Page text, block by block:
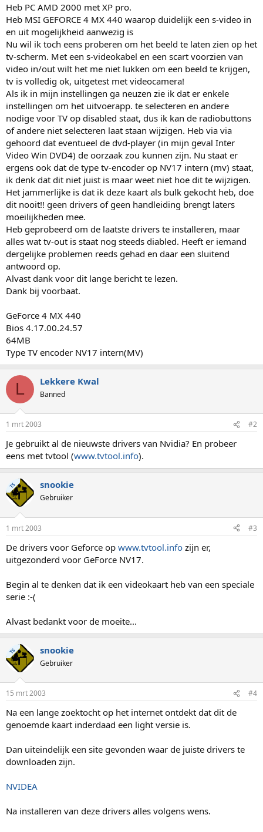
r
Heb PC AMD 2000 met XP pro.
Heb MSI GEFORCE 4 MX 440 waarop duidelijk een s-video in
en uit mogelijkheid aanwezig is
Nu wil ik toch eens proberen om het beeld te laten zien op het
tv-scherm. Met een s-videokabel en een scart voorzien van
video in/out wilt het me niet lukken om een beeld te krijgen,
tv is volledig ok, uitgetest met videocamera!
Als ik in mijn instellingen ga neuzen zie ik dat er enkele
instellingen om het uitvoerapp. te selecteren en andere
nodige voor TV op disabled staat, dus ik kan de radiobuttons
of andere niet selecteren laat staan wijzigen. Heb via via
gehoord dat eventueel de dvd-player (in mijn geval Inter
Video Win DVD4) de oorzaak zou kunnen zijn. Nu staat er
ergens ook dat de type tv-encoder op NV17 intern (mv) staat,
ik denk dat dit niet juist is maar weet niet hoe dit te wijzigen.
Het jammerlijke is dat ik deze kaart als bulk gekocht heb, doe
dit nooit!! geen drivers of geen handleiding brengt laters
moeilijkheden mee.
Heb geprobeerd om de laatste drivers te installeren, maar
alles wat tv-out is staat nog steeds diabled. Heeft er iemand
dergelijke problemen reeds gehad en daar een sluitend
antwoord op.
Alvast dank voor dit lange bericht te lezen.
Dank bij voorbaat.
GeForce 4 MX 440
Bios 4.17.00.24.57
64MB
Type TV encoder NV17 intern(MV)
L Lekkere Kwal
Banned
1 mrt 2003 #2
Je gebruikt al de nieuwste drivers van Nvidia? En probeer
eens met tvtool (www.tvtool.info).
TS snookie
Gebruiker
1 mrt 2003 #3
De drivers voor Geforce op www.tvtool.info zijn er,
uitgezonderd voor GeForce NV17.
Begin al te denken dat ik een videokaart heb van een speciale
serie :-(
Alvast bedankt voor de moeite...
TS snookie
Gebruiker
15 mrt 2003 #4
Na een lange zoektocht op het internet ontdekt dat dit de
genoemde kaart inderdaad een light versie is.
Dan uiteindelijk een site gevonden waar de juiste drivers te
downloaden zijn.
NVIDEA
Na installeren van deze drivers alles volgens wens.